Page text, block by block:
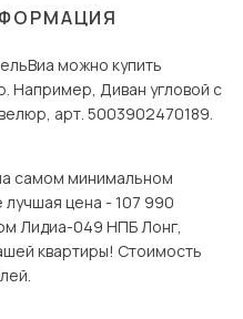
можно купить
Например, Диван угловой с
арт. 5003902470189.
самом минимальном
лучшая цена - 107 990
Лидиа-049 НПБ Лонг,
квартиры! Стоимость